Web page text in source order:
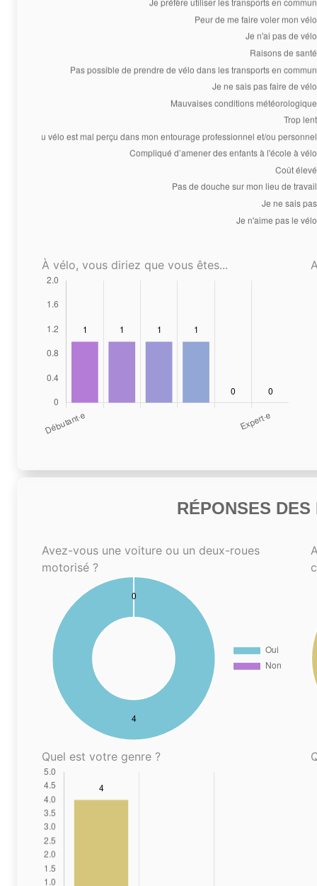
À vélo, vous diriez que vous êtes...
RÉPONSES
Avez-vous une voiture ou un deux-roues
motorisé ?
Quel est votre genre ?